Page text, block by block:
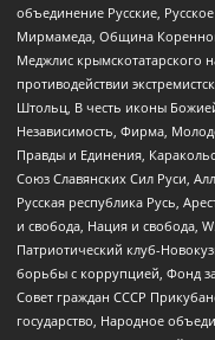
объединение Русские,
Мирмамеда, Община
Меджлис крымскотатарского
противодействии
Штольц, В честь иконы
Независимость, Фирма,
Правды и Единения,
Союз Славянских Сил Руси,
Русская республика Русь,
и свобода, Нация и свобода,
Патриотический клуб-
борьбы с коррупцией, Фонд
Совет граждан СССР
государство, Народное